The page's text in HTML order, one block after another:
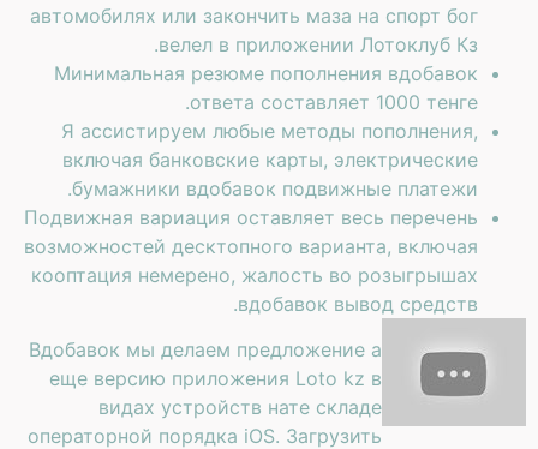
автомобилях или закончить маза на спорт бог
велел в приложении Лотоклуб Кз.
Минимальная резюме пополнения вдобавок
ответа составляет 1000 тенге.
Я ассистируем любые методы пополнения,
включая банковские карты, электрические
бумажники вдобавок подвижные платежи.
Подвижная вариация оставляет весь перечень
возможностей десктопного варианта, включая
кооптация немерено, жалость во розыгрышах
вдобавок вывод средств.
Вдобавок мы делаем предложение а
еще версию приложения Loto kz в
видах устройств нате складе
операторной порядка iOS. Загрузить